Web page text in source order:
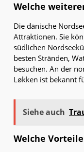
Welche
Die dänische
Attraktionen. Sie
südlichen
besten Stränden,
besuchen. An der
Løkken ist bekannt
Siehe auch
Welche